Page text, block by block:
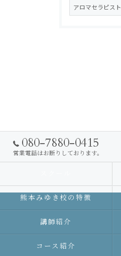
アロマセラピスト
080-7880-0415
営業電話はお断りしております。
熊本みゆき校の特徴
講師紹介
コース紹介